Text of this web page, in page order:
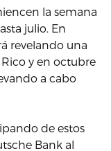
la semana
julio. En
revelando una
y en octubre
a cabo
de estos
Bank al